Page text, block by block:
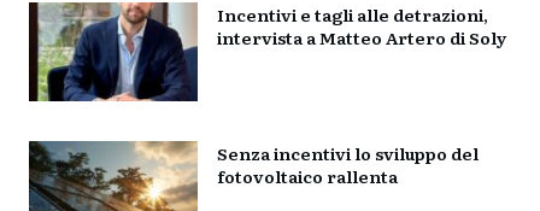
Incentivi e tagli alle detrazioni,
intervista a Matteo Artero di Soly
Senza incentivi lo sviluppo del
fotovoltaico rallenta